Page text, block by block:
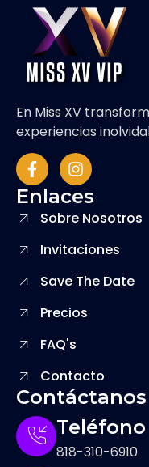
En Miss XV
experiencias
Enlaces
Sobre Nosotros
Invitaciones
Save The Date
Precios
FAQ's
Contacto
Contáctanos
Teléfono
818-310-6910